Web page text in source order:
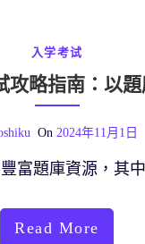
入学考试
攻略指南：以
On 2024年11月1日
富題庫資源，其
Read More